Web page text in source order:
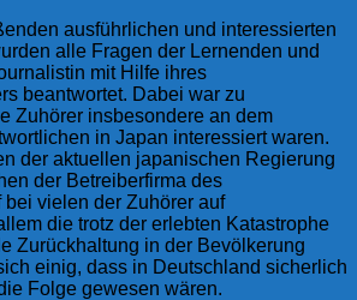
ausführlichen und interessierten
alle Fragen der Lernenden und
mit Hilfe ihres
beantwortet. Dabei war zu
Zuhörer insbesondere an dem
in Japan interessiert waren.
der aktuellen japanischen Regierung
der Betreiberfirma des
bei vielen der Zuhörer auf
die trotz der erlebten Katastrophe
Zurückhaltung in der Bevölkerung
einig, dass in Deutschland sicherlich
Folge gewesen wären.